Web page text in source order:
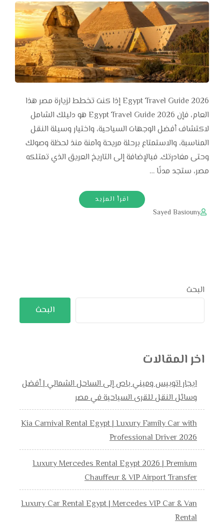
Egypt Travel Guide 2026 إذا كنت تخطط لزيارة مصر هذا
العام، فإن Egypt Travel Guide 2026 هو دليلك الشامل
لاكتشاف أفضل الوجهات السياحية، واختيار وسيلة النقل
المناسبة، والاستمتاع برحلة مريحة وآمنة منذ لحظة وصولك
وحتى مغادرتك. فبالإضافة إلى التاريخ العريق الذي تمتلكه
مصر، ستجد مدنًا …
اقرأ المزيد
Sayed Basiouny
البحث
البحث
اخر المقالات
ايجار اتوبيس وميني باص إلى الساحل الشمالي | أفضل
وسائل النقل للقرى السياحية في مصر
Kia Carnival Rental Egypt | Luxury Family Car with
Professional Driver 2026
Luxury Mercedes Rental Egypt 2026 | Premium
Chauffeur & VIP Airport Transfer
Luxury Car Rental Egypt | Mercedes VIP Car & Van
Rental